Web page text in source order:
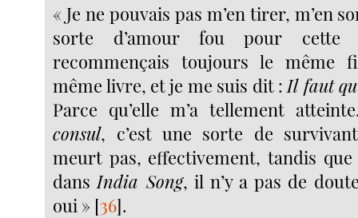
« Je ne pouvais pas m’en tirer, m’en
sorte d’amour fou pour
recommençais toujours le même
même livre, et je me suis dit : Il faut
Parce qu’elle m’a tellement
consul, c’est une sorte de
meurt pas, effectivement, tandis
dans India Song, il n’y a pas de
oui » [36].